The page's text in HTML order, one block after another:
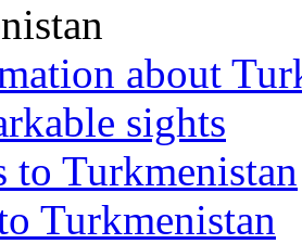
about
sights
to Turkmenistan
Turkmenistan